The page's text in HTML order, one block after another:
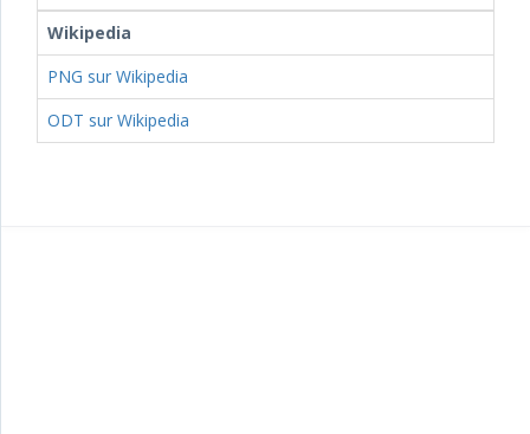
Wikipedia
PNG sur Wikipedia
ODT sur Wikipedia